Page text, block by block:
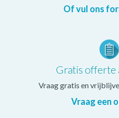
Of vul ons
Gratis offerte
Vraag gratis en
Vraag een